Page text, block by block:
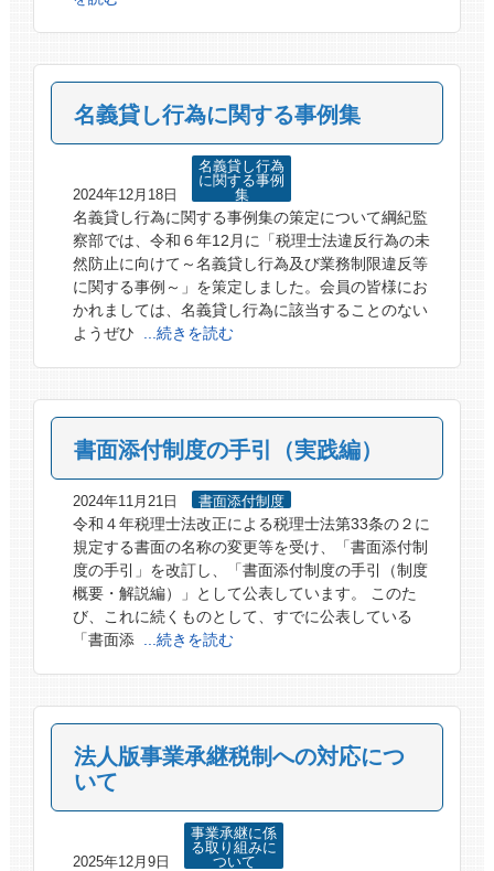
名義貸し行為に関する事例集
2024年12月18日
名義貸し行為
に関する事例
集
名義貸し行為に関する事例集の策定について綱紀監
察部では、令和６年12月に「税理士法違反行為の未
然防止に向けて～名義貸し行為及び業務制限違反等
に関する事例～」を策定しました。会員の皆様にお
かれましては、名義貸し行為に該当することのない
ようぜひ
...続きを読む
書面添付制度の手引（実践編）
2024年11月21日 書面添付制度
令和４年税理士法改正による税理士法第33条の２に
規定する書面の名称の変更等を受け、「書面添付制
度の手引」を改訂し、「書面添付制度の手引（制度
概要・解説編）」として公表しています。 このた
び、これに続くものとして、すでに公表している
「書面添
...続きを読む
法人版事業承継税制への対応につ
いて
2025年12月9日
事業承継に係
る取り組みに
ついて